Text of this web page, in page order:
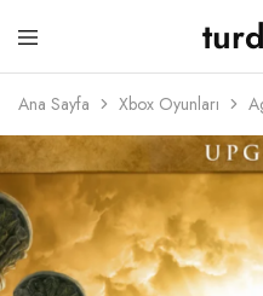
TURDIGITAL
Dijital
Kartları
Oyun
Kartları
Üyelik
Paketleri
Ana Sayfa Xbox Oyunları